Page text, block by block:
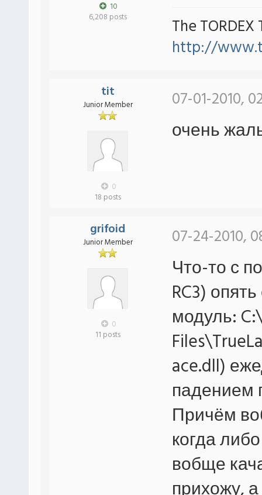
10
6,208 posts
The TORDEX
http://
tit
Junior Member
0
18 posts
07-01-2010,
очень
grifoid
Junior Member
0
11 posts
07-24-2010,
Что-то с
RC3)
модуль:
ace.dll)
падением
Причём
когда
вобще